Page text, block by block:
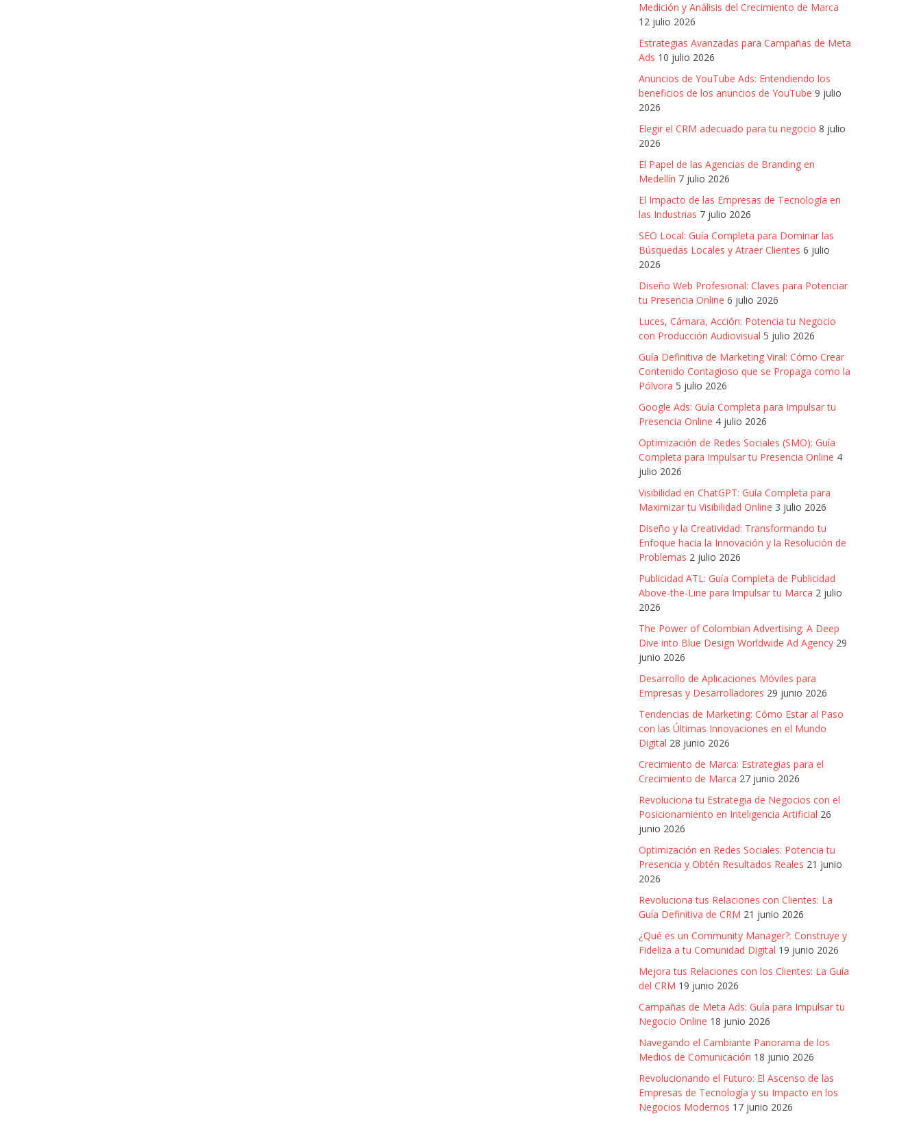
Medición y Análisis del Crecimiento de Marca
12 julio 2026
Estrategias Avanzadas para Campañas de Meta
Ads 10 julio 2026
Anuncios de YouTube Ads: Entendiendo los
beneficios de los anuncios de YouTube 9 julio
2026
Elegir el CRM adecuado para tu negocio 8 julio
2026
El Papel de las Agencias de Branding en
Medellín 7 julio 2026
El Impacto de las Empresas de Tecnología en
las Industrias 7 julio 2026
SEO Local: Guía Completa para Dominar las
Búsquedas Locales y Atraer Clientes 6 julio
2026
Diseño Web Profesional: Claves para Potenciar
tu Presencia Online 6 julio 2026
Luces, Cámara, Acción: Potencia tu Negocio
con Producción Audiovisual 5 julio 2026
Guía Definitiva de Marketing Viral: Cómo Crear
Contenido Contagioso que se Propaga como la
Pólvora 5 julio 2026
Google Ads: Guía Completa para Impulsar tu
Presencia Online 4 julio 2026
Optimización de Redes Sociales (SMO): Guía
Completa para Impulsar tu Presencia Online 4
julio 2026
Visibilidad en ChatGPT: Guía Completa para
Maximizar tu Visibilidad Online 3 julio 2026
Diseño y la Creatividad: Transformando tu
Enfoque hacia la Innovación y la Resolución de
Problemas 2 julio 2026
Publicidad ATL: Guía Completa de Publicidad
Above-the-Line para Impulsar tu Marca 2 julio
2026
The Power of Colombian Advertising: A Deep
Dive into Blue Design Worldwide Ad Agency 29
junio 2026
Desarrollo de Aplicaciones Móviles para
Empresas y Desarrolladores 29 junio 2026
Tendencias de Marketing: Cómo Estar al Paso
con las Últimas Innovaciones en el Mundo
Digital 28 junio 2026
Crecimiento de Marca: Estrategias para el
Crecimiento de Marca 27 junio 2026
Revoluciona tu Estrategia de Negocios con el
Posicionamiento en Inteligencia Artificial 26
junio 2026
Optimización en Redes Sociales: Potencia tu
Presencia y Obtén Resultados Reales 21 junio
2026
Revoluciona tus Relaciones con Clientes: La
Guía Definitiva de CRM 21 junio 2026
¿Qué es un Community Manager?: Construye y
Fideliza a tu Comunidad Digital 19 junio 2026
Mejora tus Relaciones con los Clientes: La Guía
del CRM 19 junio 2026
Campañas de Meta Ads: Guía para Impulsar tu
Negocio Online 18 junio 2026
Navegando el Cambiante Panorama de los
Medios de Comunicación 18 junio 2026
Revolucionando el Futuro: El Ascenso de las
Empresas de Tecnología y su Impacto en los
Negocios Modernos 17 junio 2026